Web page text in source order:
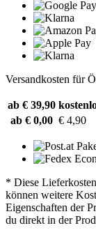
Versandkosten für
ab € 39,90
ab € 0,00 € 4,90
* Diese
können weitere
Eigenschaften der
du direkt in der